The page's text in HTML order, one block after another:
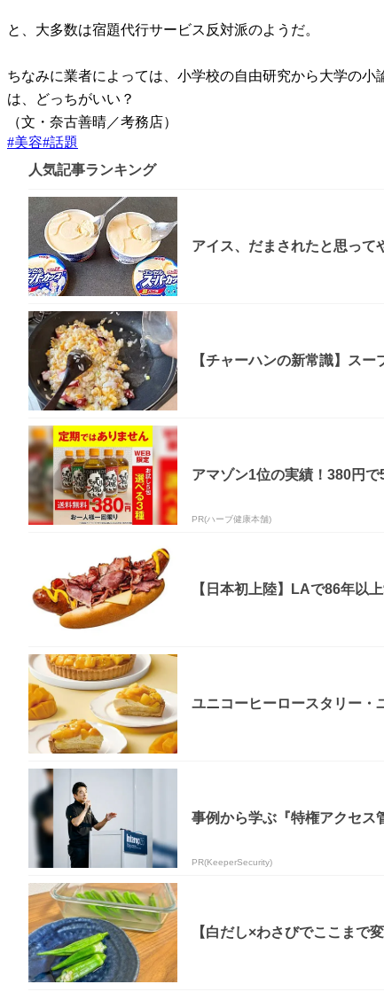
と、大多数は宿題代行サービス反対派のようだ。
ちなみに業者によっては、小学校の自由研究から大学の
は、どっちがいい？
（文・奈古善晴／考務店）
#美容#話題
人気記事ランキング
アイス、だまされたと思って
【チャーハンの新常識】ス
アマゾン1位の実績！380円で
PR(ハーブ健康本舗)
【日本初上陸】LAで86年以
ユニコーヒーロースタリー・
事例から学ぶ『特権アクセス
PR(KeeperSecurity)
【白だし×わさびでここまで